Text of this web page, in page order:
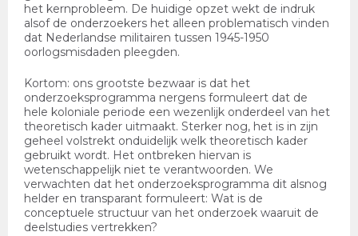
het kernprobleem. De huidige opzet wekt de indruk
alsof de onderzoekers het alleen problematisch vinden
dat Nederlandse militairen tussen 1945-1950
oorlogsmisdaden pleegden.
Kortom: ons grootste bezwaar is dat het
onderzoeksprogramma nergens formuleert dat de
hele koloniale periode een wezenlijk onderdeel van het
theoretisch kader uitmaakt. Sterker nog, het is in zijn
geheel volstrekt onduidelijk welk theoretisch kader
gebruikt wordt. Het ontbreken hiervan is
wetenschappelijk niet te verantwoorden. We
verwachten dat het onderzoeksprogramma dit alsnog
helder en transparant formuleert: Wat is de
conceptuele structuur van het onderzoek waaruit de
deelstudies vertrekken?